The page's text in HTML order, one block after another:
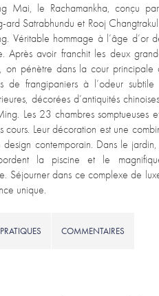
Mai, le Rachamankha, conçu
Satrabhundu et Rooj
Véritable hommage à l’âge d’or
Après avoir franchit les deux
on pénètre dans la cour
de frangipaniers à l’odeur
décorées d’antiquités
Les 23 chambres somptueuses
cours. Leur décoration est une
contemporain. Dans le
la piscine et le
Séjourner dans ce complexe de
unique.
COMMENTAIRES